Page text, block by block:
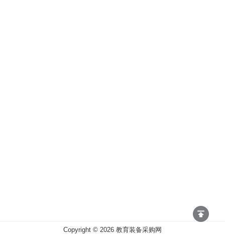
Copyright © 2026 教育装备采购网